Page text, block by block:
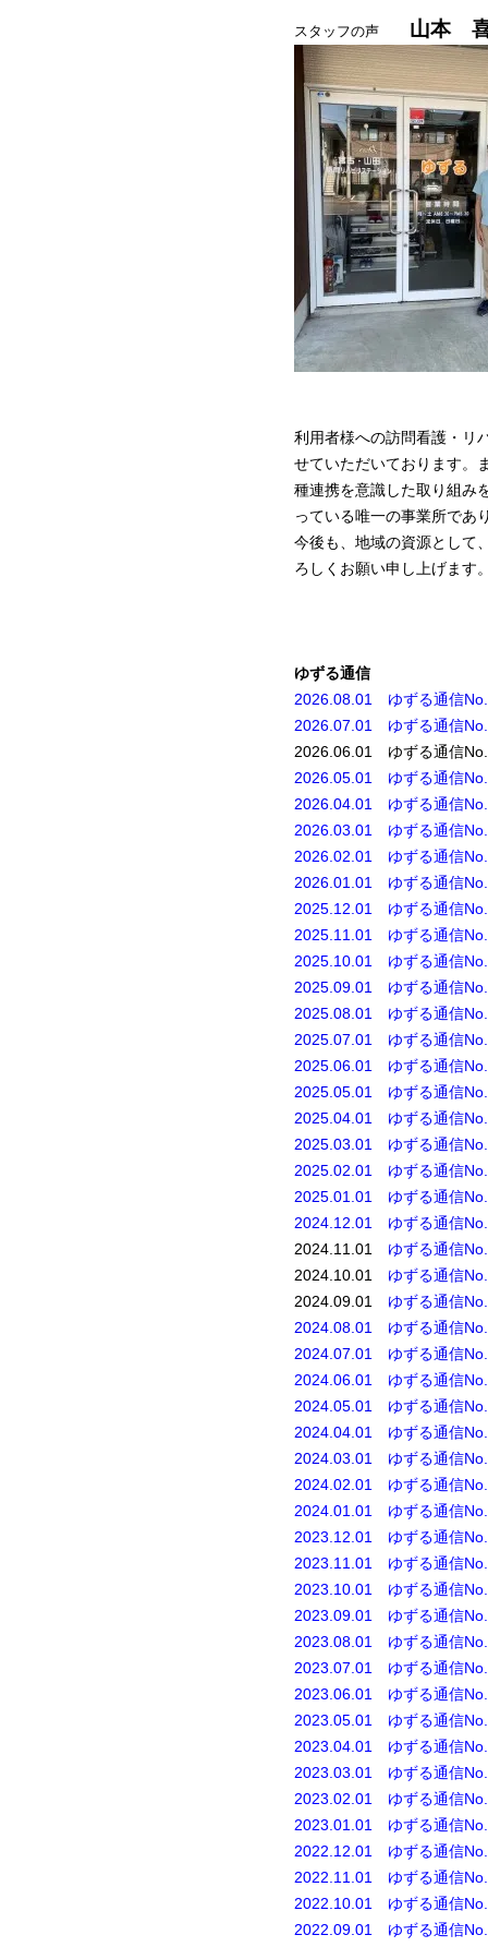
スタッフの声 山本
利用者様への訪問看護・リ
せていただいております。
種連携を意識した取り組み
っている唯一の事業所であ
今後も、地域の資源として
ろしくお願い申し上げます
ゆずる通信
2026.08.01 ゆずる通信
2026.07.01 ゆずる通信
2026.06.01 ゆずる通信
2026.05.01 ゆずる通信
2026.04.01 ゆずる通信
2026.03.01 ゆずる通信
2026.02.01 ゆずる通信
2026.01.01 ゆずる通信
2025.12.01 ゆずる通信
2025.11.01
ゆずる通信
2025.10.01 ゆずる通信
2025.09.01 ゆずる通信
2025.08.01 ゆずる通信
2025.07.01 ゆずる通信
2025.06.01 ゆずる通信
2025.05.01 ゆずる通信
2025.04.01 ゆずる通信
2025.03.01 ゆずる通信
2025.02.01 ゆずる通信
2025.01.01 ゆずる通信
2024.12.01 ゆずる通信
2024.11.01 ゆずる通信
2024.10.01 ゆずる通信
2024.09.01 ゆずる通信
2024.08.01 ゆずる通信
2024.07.01 ゆずる通信
2024.06.01 ゆずる通信
2024.05.01 ゆずる通信
2024.04.01 ゆずる通信
2024.03.01 ゆずる通信
2024.02.01 ゆずる通信
2024.01.01 ゆずる通信
2023.12.01 ゆずる通信
2023.11.01 ゆずる通信
2023.10.01 ゆずる通信
2023.09.01 ゆずる通信
2023.08.01 ゆずる通信
2023.07.01 ゆずる通信
2023.06.01 ゆずる通信
2023.05.01 ゆずる通信
2023.04.01 ゆずる通信
2023.03.01 ゆずる通信
2023.02.01 ゆずる通信
2023.01.01 ゆずる通信
2022.12.01 ゆずる通信
2022.11.01 ゆずる通信
2022.10.01 ゆずる通信
2022.09.01 ゆずる通信